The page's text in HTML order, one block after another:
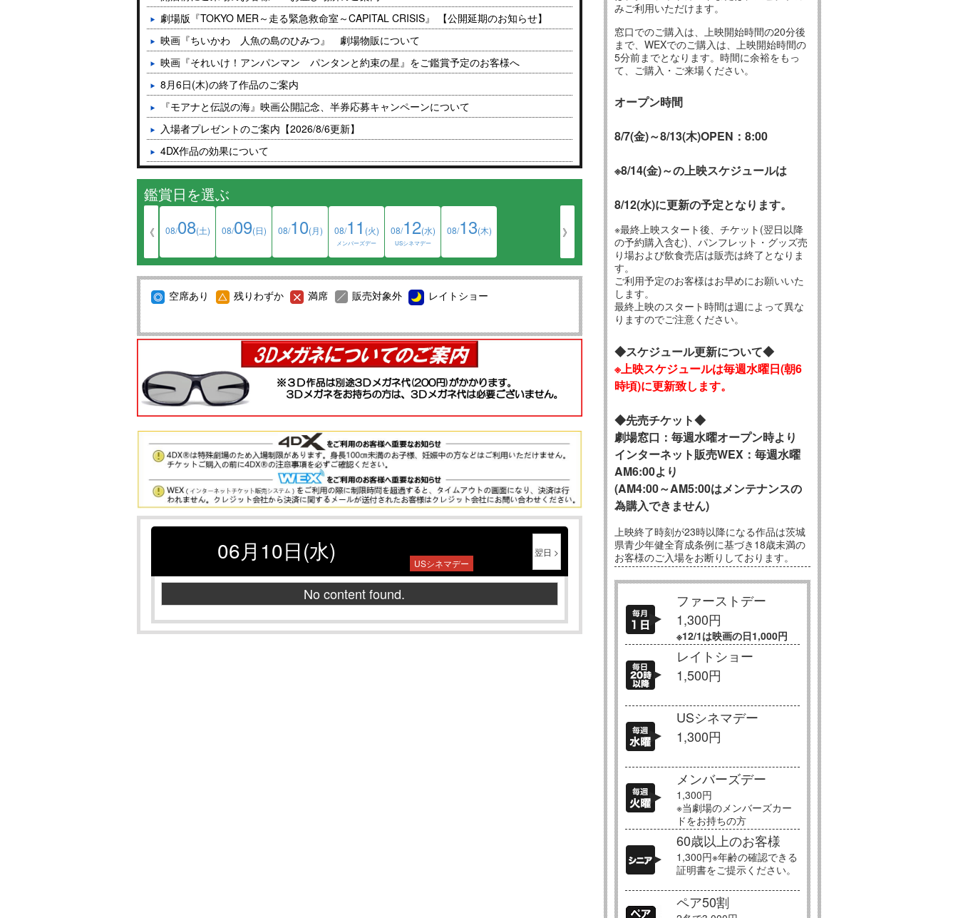
劇場版『TOKYO MER～走る緊急救命室～CAPITAL CRISIS』 【公開延期のお知らせ】
映画『ちいかわ 人魚の島のひみつ』 劇場物販について
映画『それいけ！アンパンマン パンタンと約束の星』をご鑑賞予定のお客様へ
8月6日(木)の終了作品のご案内
『モアナと伝説の海』映画公開記念、半券応募キャンペーンについて
入場者プレゼントのご案内【2026/8/6更新】
4DX作品の効果について
『ScreenX with ADMIXシアター』2025年12月11日(木) グランドオープンのお知らせ
映画館のマナーについて
WEXご購入メールが届かない件について
【重要】映画鑑賞料金改定についてのご案内
【重要】４ＤＸ鑑賞料金改定についてのご案内
【重要】ADMIXシアター鑑賞料金改定についてのご案内
WEXをご利用のお客様へ重要なお知らせ
Instagram/Twitterはじめました！
鑑賞日を選ぶ
《 08/08(土) 08/09(日) 08/10(月) 08/11 (火)
メンバーズデー
08/12(水)
USシネマデー
08/13(木) 》
空席あり 残りわずか 満席 販売対象外 レイトショー
06月10日(水) USシネマデー
翌日 >
No content found.
みご利用いただけます。
窓口でのご購入は、上映開始時間の20分後
まで、WEXでのご購入は、上映開始時間の
5分前までとなります。時間に余裕をもっ
て、ご購入・ご来場ください。
オープン時間
8/7(金)～8/13(木)OPEN：8:00
※8/14(金)～の上映スケジュールは
8/12(水)に更新の予定となります。
※最終上映スタート後、チケット(翌日以降
の予約購入含む)、パンフレット・グッズ売
り場および飲食売店は販売は終了となりま
す。
ご利用予定のお客様はお早めにお願いいた
します。
最終上映のスタート時間は週によって異な
りますのでご注意ください。
◆スケジュール更新について◆
※上映スケジュールは毎週水曜日(朝6
時頃)に更新致します。
◆先売チケット◆
劇場窓口：毎週水曜オープン時より
インターネット販売WEX：毎週水曜
AM6:00より
(AM4:00～AM5:00はメンテナンスの
為購入できません)
上映終了時刻が23時以降になる作品は茨城
県青少年健全育成条例に基づき18歳未満の
お客様のご入場をお断りしております。
ファーストデー
1,300円
※12/1は映画の日1,000円
レイトショー
1,500円
USシネマデー
1,300円
メンバーズデー
1,300円
※当劇場のメンバーズカー
ドをお持ちの方
60歳以上のお客様
1,300円※年齢の確認できる
証明書をご提示ください。
ペア50割